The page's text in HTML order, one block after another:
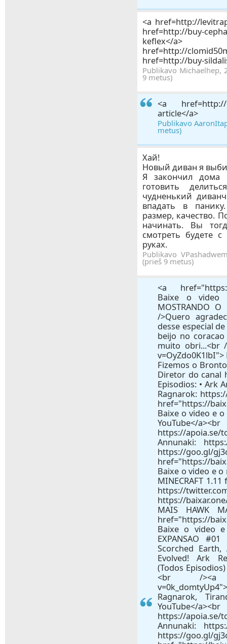
<a href=http://
href=http://buy-
href=http://
href=http://buy-
Publikavo Michaelhep,
9 metus)
<a href=http://
article</a>
Publikavo
metus)
Хай!
Новый диван я
Я закончил дома
готовить
чудненький
впадать в
размер, качество.
начинать. Вы
смотреть будете
руках.
Publikavo
(prieš 9 metus)
<a href="https://baixar.one/watch?v=XYH_uQlvjhs"> Baixe o video e o mp3 ESPECIAL DE 100K - MOSTRANDO O MEU ROSTO???? - YouTube</a><br />Quero agradecer a todo mundo que participou desse especial de 100K e do fundo do coracao dar um beijo no coracao de cada um de voces. Serio gente, muito obri...<br /><a href="https://baixar.one/watch?v=OyZdo0K1lbI"> Baixe o video e o mp3 Ark Ragnarok, Fizemos o Bronto Voar !! #48 - YouTube</a><br />Seja Diretor do canal https://apoia.se/totalarmy Assista os Episodios: • Ark Annunaki: https://goo.gl/b08NGl • Ark Ragnarok: https://goo.gl/gj3osY >Converse ...<br /><a href="https://baixar.one/watch?v=9juZqkUAtIY"> Baixe o video e o mp3 Ark Ragnarok, O Retorno #50 - YouTube</a><br />Seja Diretor do canal https://apoia.se/totalarmy Assista os Episodios: • Ark Annunaki: https://goo.gl/b08NGl • Ark Ragnarok: https://goo.gl/gj3osY >Converse ...<br /><a href="https://baixar.one/watch?v=icRgDY0_IoQ"> Baixe o video e o mp3 O MOINHO - HAWK MAPA #25 - MINECRAFT 1.11 ft Apuh - YouTube</a><br />Twitter : https://twitter.com/Hawk_Gameplays Canal do Apuh: https://baixar.one/channel/UCJ8e5BN8fnVXpcpFaL1kyLQ MAIS HAWK MAPA: http://bit.ly/2dnygV3<br /><a href="https://baixar.one/watch?v=hq7O3HJx__U"> Baixe o video e o mp3 ARK SCORCHED EARTH A EXPANSAO #01 <NOVO> - YouTube</a><br />Ark Scorched Earth, A Nova Expansao do Ark Survival Evolved! Ark Revival Playlist: http://goo.gl/5GI8vk (Todos Episodios) ? Veja Outras Series: - Unturned: h...<br /><a href="https://baixar.one/watch?v=0k_domtyUp4"> Baixe o video e o mp3 Ark Ragnarok, Tirando Agua de Dinossauro #46 - YouTube</a><br />Seja Diretor do canal https://apoia.se/totalarmy Assista os Episodios: • Ark Annunaki: https://goo.gl/b08NGl • Ark Ragnarok: https://goo.gl/gj3osY >Converse ...<br /><a href="https://baixar.one/watch?v=lQZcvdQ3svI"> Baixe o video e o mp3 ADICIONARAM CARRO E CAMINHAO NO RUST! - YouTube</a><br />Canal do CRIS: http://bit.ly/CanalDoCris Canal do JEAN: http://bit.ly/CanalDoJean Nossa LOJA: http://www.TotalArmy.com ADICIONARAM CARRO E CAMINHAO NO RUST! ...<br /><a href="https://baixar.one/watch?v=EOjkX96DzGM"> Baixe o video e o mp3 Dragon RUST Z! JOGAMOS SUJO! - YouTube</a><br />E Agora e Dragon Rust Z! Jogamos SUJO d+ hoje! uahauha #Rust Playlist: http://bit.ly/Rust-Playlist ? Veja Outras Series: - Unturned: http://goo.gl/qUvcVW - A...<br /><a href="https://baixar.one/watch?v=ekMJ5kz7wZI"> Baixe o video e o mp3 500 - YouTube</a><br />Sigam a gente nas Redes Sociais #TotalArmy ? Twitter: https://twitter.com/TotalArmy ? Facebook: https://www.facebook.com/TotalArmy ? Instagram: https://www.i...<br /><a href="https://baixar.one/watch?v=FrTX5434h6s"> Baixe o video e o mp3 Ark Annunaki, Quero Ver Matar Esse Submarino! 192 - YouTube</a><br />Ark Annunaki, Quero Ver Matar Esse Submarino! Apoie o TotalArmy: https://apoia.se/totalarmy Canal do Cris: https://goo.gl/ZRqVde Canal do Jean: https://goo.g...<br /><a href="https://baixar.one/watch?v=Qw0BigJYkLw"> Baixe o video e o mp3 Ark Ragnarok, O Subterraneo #44 - YouTube</a><br />Seja Diretor do canal https://apoia.se/totalarmy Assista os Episodios: • Ark Annunaki: https://goo.gl/